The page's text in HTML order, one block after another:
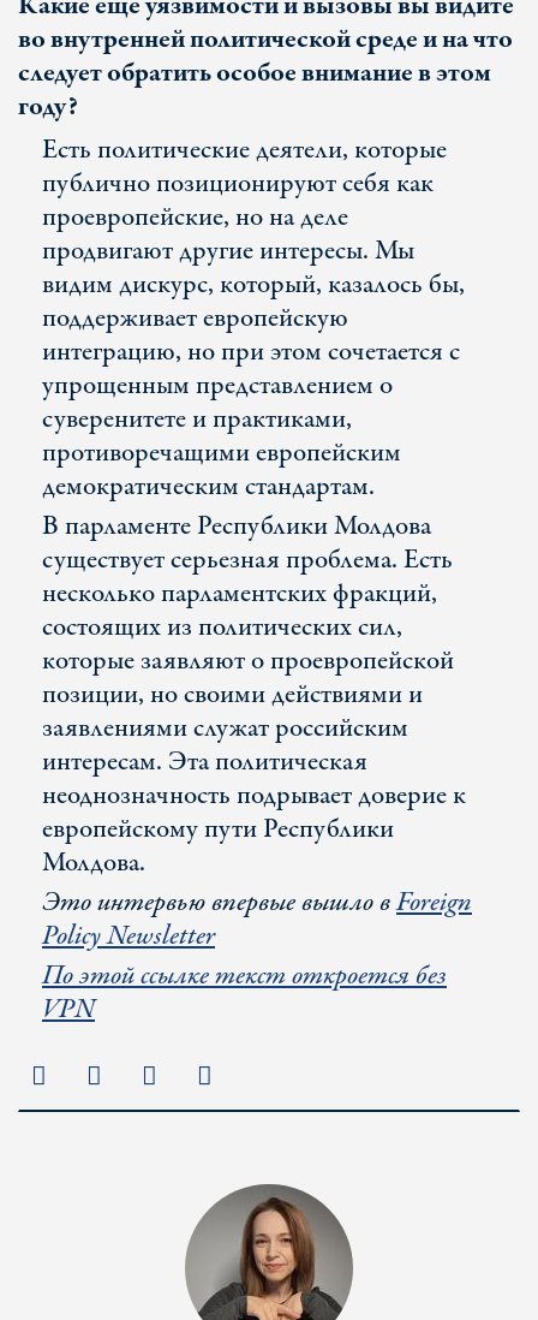
во внутренней политической среде и на что
следует обратить особое внимание в этом
году?
Есть политические деятели, которые
публично позиционируют себя как
проевропейские, но на деле
продвигают другие интересы. Мы
видим дискурс, который, казалось бы,
поддерживает европейскую
интеграцию, но при этом сочетается с
упрощенным представлением о
суверенитете и практиками,
противоречащими европейским
демократическим стандартам.
В парламенте Республики Молдова
существует серьезная проблема. Есть
несколько парламентских фракций,
состоящих из политических сил,
которые заявляют о проевропейской
позиции, но своими действиями и
заявлениями служат российским
интересам. Эта политическая
неоднозначность подрывает доверие к
европейскому пути Республики
Молдова.
Это интервью впервые вышло вForeign
Policy Newsletter
По этой ссылке текст откроется без
VPN